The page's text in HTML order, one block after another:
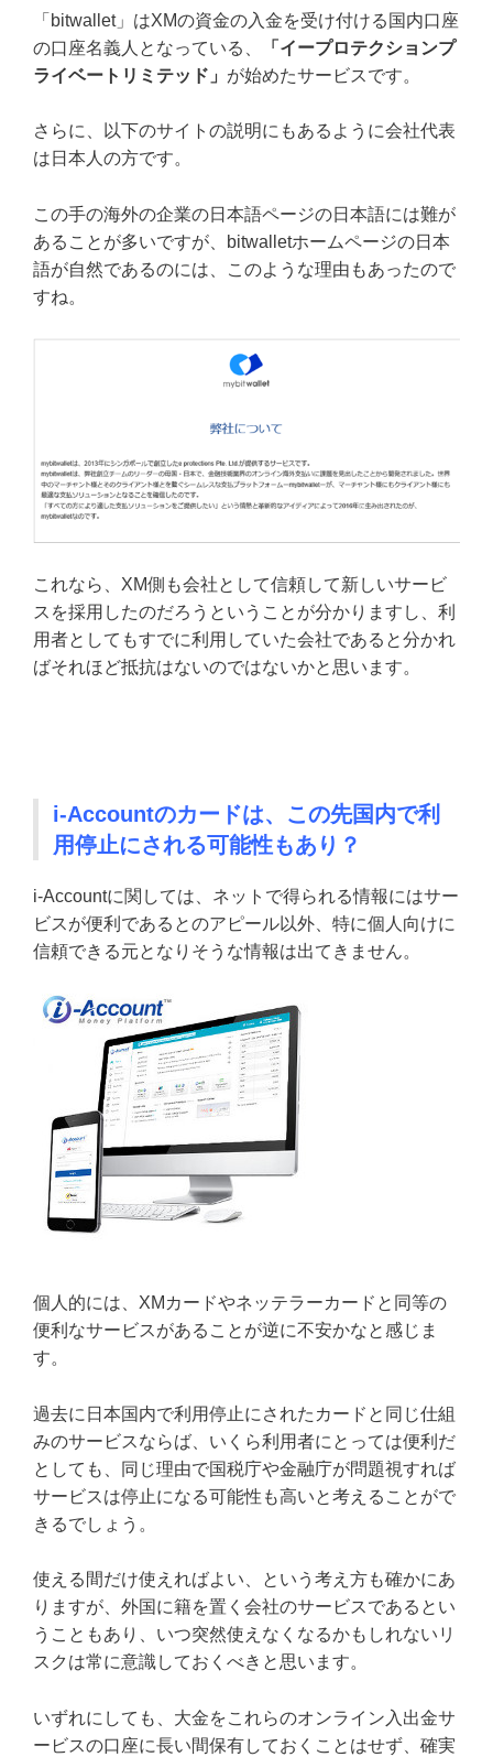
「bitwallet」はXMの資金の入金を受け付ける国内口座
の口座名義人となっている、
「イープロテクションプ
ライベートリミテッド」 が始めたサービスです。
さらに、以下のサイトの説明にもあるように会社代表
は日本人の方です。
この手の海外の企業の日本語ページの日本語には難が
あることが多いですが、bitwalletホームページの日本
語が自然であるのには、このような理由もあったので
すね。
これなら、XM側も会社として信頼して新しいサービ
スを採用したのだろうということが分かりますし、利
用者としてもすでに利用していた会社であると分かれ
ばそれほど抵抗はないのではないかと思います。
i-Accountのカードは、この先国内で利
用停止にされる可能性もあり？
i-Accountに関しては、ネットで得られる情報にはサー
ビスが便利であるとのアピール以外、特に個人向けに
信頼できる元となりそうな情報は出てきません。
個人的には、XMカードやネッテラーカードと同等の
便利なサービスがあることが逆に不安かなと感じま
す。
過去に日本国内で利用停止にされたカードと同じ仕組
みのサービスならば、いくら利用者にとっては便利だ
としても、同じ理由で国税庁や金融庁が問題視すれば
サービスは停止になる可能性も高いと考えることがで
きるでしょう。
使える間だけ使えればよい、という考え方も確かにあ
りますが、外国に籍を置く会社のサービスであるとい
うこともあり、いつ突然使えなくなるかもしれないリ
スクは常に意識しておくべきと思います。
いずれにしても、大金をこれらのオンライン入出金サ
ービスの口座に長い間保有しておくことはせず、確実